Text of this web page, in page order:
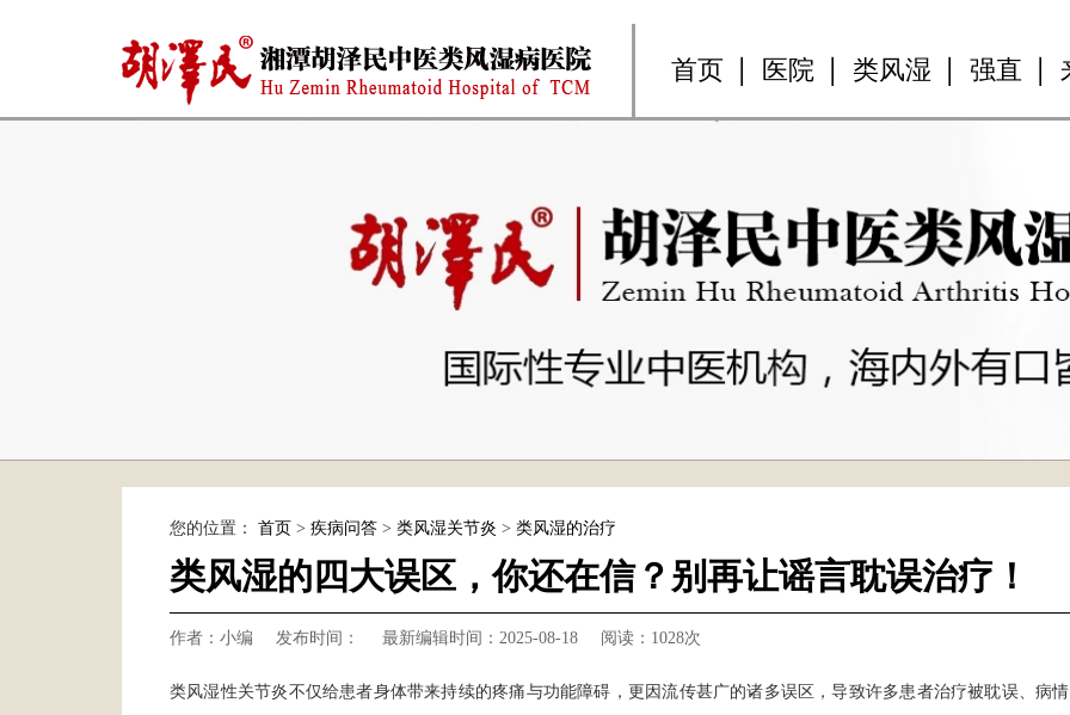
首页 医院 类风湿 强直
您的位置： 首页 > 疾病问答 > 类风湿关节炎 > 类风湿的治疗
类风湿的四大误区，你还在信？别再让谣言耽误治疗！
作者：小编 发布时间： 最新编辑时间：2025-08-18 阅读： 1028次
类风湿性关节炎不仅给患者身体带来持续的疼痛与功能障碍，更因流传甚广的诸多误区，导致许多患者治疗被耽误、病